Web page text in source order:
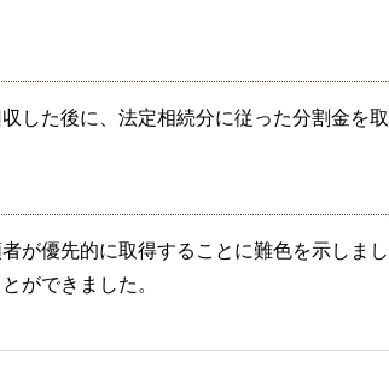
した後に、法定相続分に従った分割金を
が優先的に取得することに難色を示しま
ができました。